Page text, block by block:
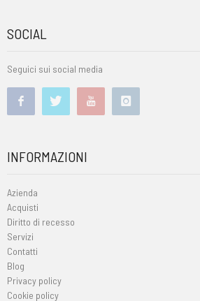
SOCIAL
Seguici sui social media
INFORMAZIONI
Azienda
Acquisti
Diritto di recesso
Servizi
Contatti
Blog
Privacy policy
Cookie policy